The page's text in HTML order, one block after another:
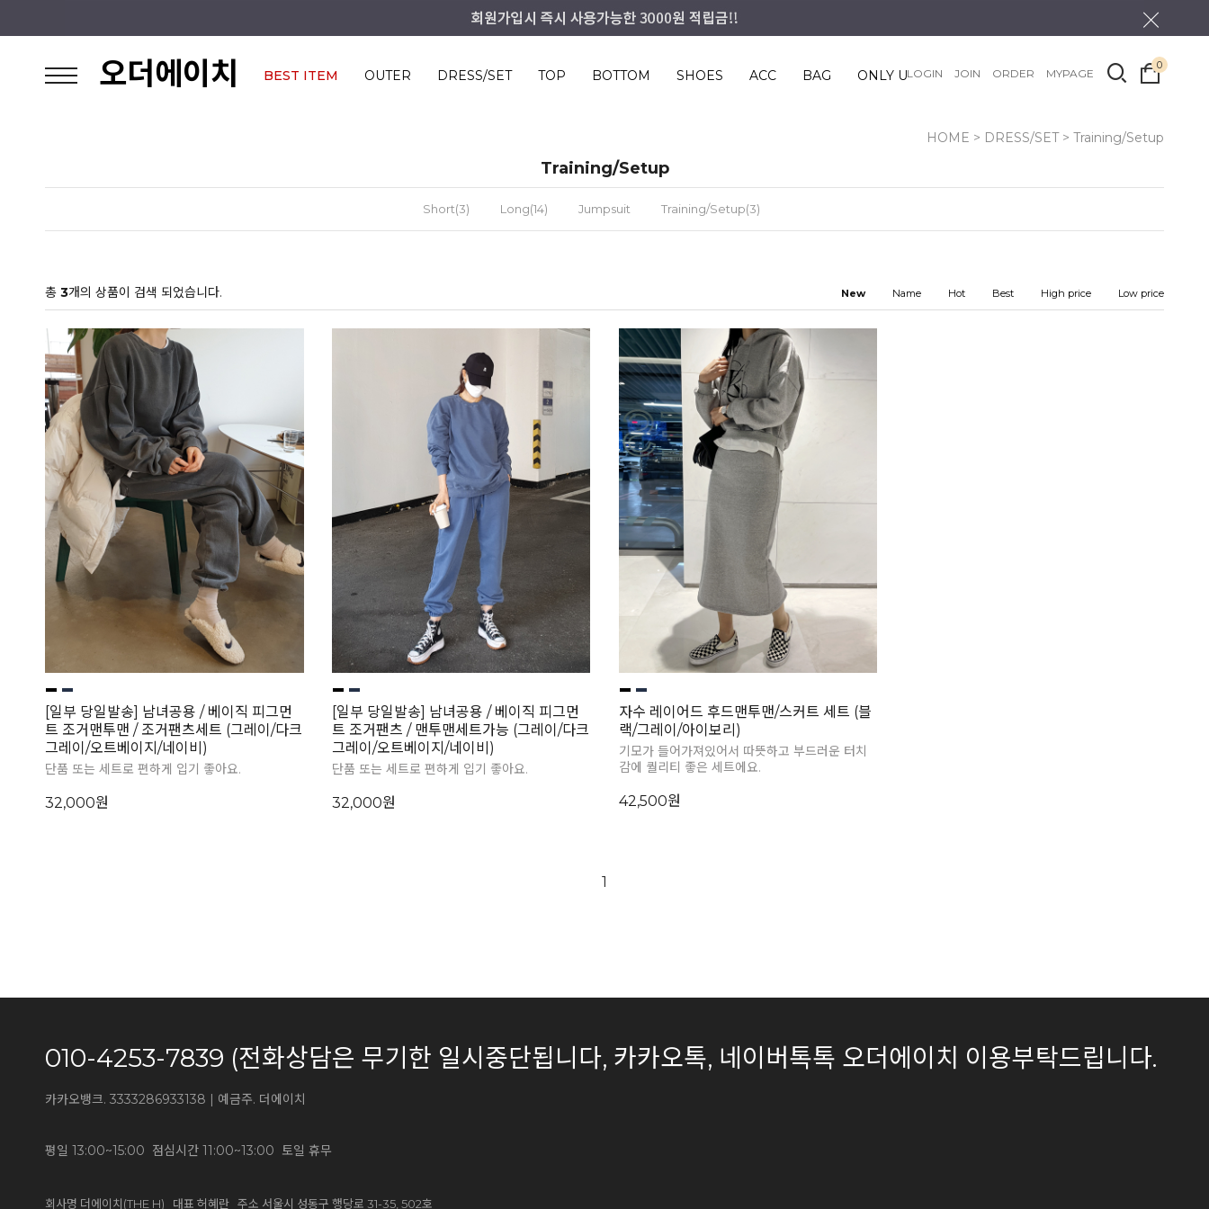
오더에이치 BEST ITEM OUTER DRESS/SET TOP BOTTOM SHOES ACC BAG ONLY ULOGIN JOIN ORDER MYPAGE
0
HOME > DRESS/SET> Training/Setup
Training/Setup
Short(3) Long(14) Jumpsuit Training/Setup(3)
총 3개의 상품이 검색 되었습니다. New Name Hot Best High price Low price
[일부 당일발송] 남녀공용 / 베이직 피그먼
트 조거맨투맨 / 조거팬츠세트 (그레이/다크
그레이/오트베이지/네이비)
단품 또는 세트로 편하게 입기 좋아요.
32,000원
[일부 당일발송] 남녀공용 / 베이직 피그먼
트 조거팬츠 / 맨투맨세트가능 (그레이/다크
그레이/오트베이지/네이비)
단품 또는 세트로 편하게 입기 좋아요.
32,000원
자수 레이어드 후드맨투맨/스커트 세트 (블
랙/그레이/아이보리)
기모가 들어가져있어서 따뜻하고 부드러운 터치
감에 퀄리티 좋은 세트에요.
42,500원
1
010-4253-7839 (전화상담은 무기한 일시중단됩니다, 카카오톡, 네이버톡톡 오더에이치 이용부탁드립니다.
카카오뱅크. 3333286933138 | 예금주. 더에이치
평일 13:00~15:00 점심시간 11:00~13:00 토일 휴무
회사명 더에이치(THE H) 대표 허혜란 주소 서울시 성동구 행당로 31-35, 502호